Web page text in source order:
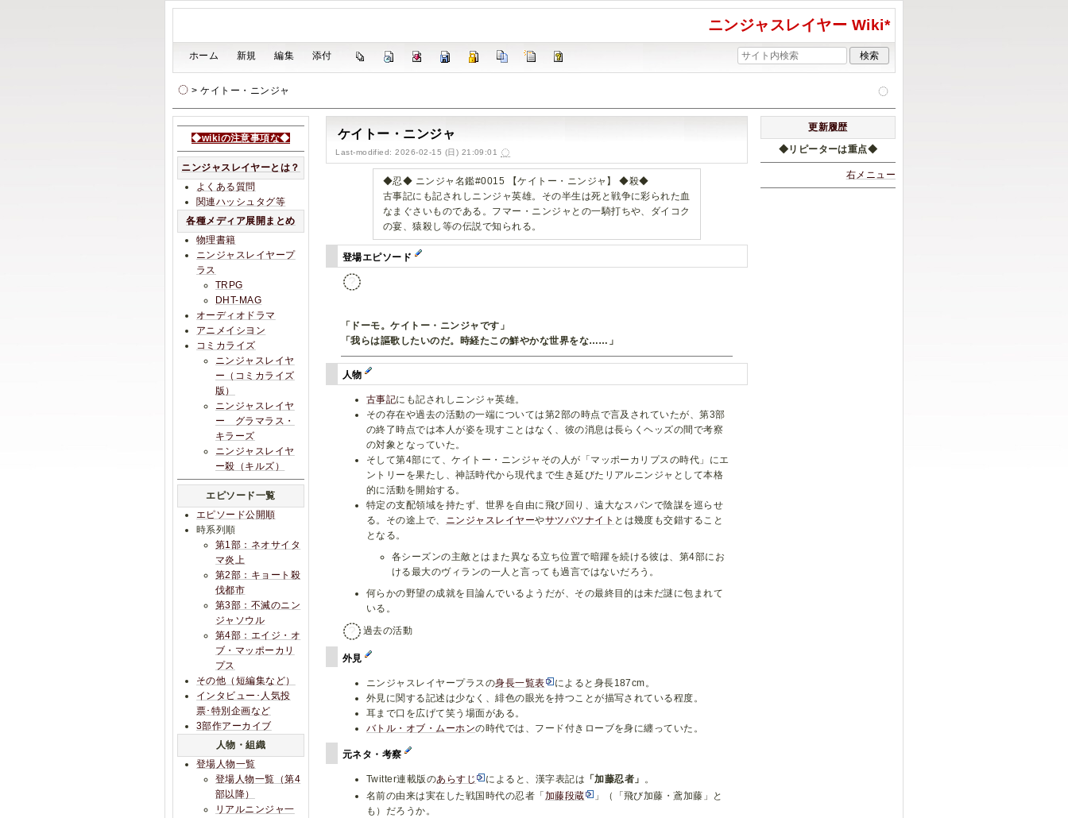
ニンジャスレイヤー Wiki*
ホーム 新規 編集 添付
> ケイトー・ニンジャ
ケイトー・ニンジャ
Last-modified: 2026-02-15 (日) 21:09:01
◆忍◆ ニンジャ名鑑#0015 【ケイトー・ニンジャ】 ◆殺◆
古事記にも記されしニンジャ英雄。その半生は死と戦争に彩られた血
なまぐさいものである。フマー・ニンジャとの一騎打ちや、ダイコク
の宴、猿殺し等の伝説で知られる。
登場エピソード
「ドーモ。ケイトー・ニンジャです」
「我らは謳歌したいのだ。時経たこの鮮やかな世界をな……」
人物
古事記にも記されしニンジャ英雄。
その存在や過去の活動の一端については第2部の時点で言及されていたが、第3部
の終了時点では本人が姿を現すことはなく、彼の消息は長らくヘッズの間で考察
の対象となっていた。
そして第4部にて、ケイトー・ニンジャその人が「マッポーカリプスの時代」にエ
ントリーを果たし、神話時代から現代まで生き延びたリアルニンジャとして本格
的に活動を開始する。
特定の支配領域を持たず、世界を自由に飛び回り、遠大なスパンで陰謀を巡らせ
る。その途上で、
ニンジャスレイヤーやサツバツナイト とは幾度も交錯すること
となる。
各シーズンの主敵とはまた異なる立ち位置で暗躍を続ける彼は、第4部にお
ける最大のヴィランの一人と言っても過言ではないだろう。
何らかの野望の成就を目論んでいるようだが、その最終目的は未だ謎に包まれて
いる。
過去の活動
外見
ニンジャスレイヤープラスの身長一覧表
によると身長187cm。
外見に関する記述は少なく、緋色の眼光を持つことが描写されている程度。
耳まで口を広げて笑う場面がある。
バトル・オブ・ムーホンの時代では、フード付きローブを身に纏っていた。
元ネタ・考察
Twitter連載版のあらすじ によると、漢字表記は 「加藤忍者」 。
名前の由来は実在した戦国時代の忍者「 加藤段蔵
」（「飛び加藤・鳶加藤」と
も）だろうか。
更新履歴
◆リピーターは重点◆
右メニュー
◆wikiの注意事項な◆
ニンジャスレイヤーとは？
よくある質問
関連ハッシュタグ等
各種メディア展開まとめ
物理書籍
ニンジャスレイヤープ
ラス
TRPG
DHT-MAG
オーディオドラマ
アニメイシヨン
コミカライズ
ニンジャスレイヤ
ー（コミカライズ
版）
ニンジャスレイヤ
ー グラマラス・
キラーズ
ニンジャスレイヤ
ー殺（キルズ）
エピソード一覧
エピソード公開順
時系列順
第1部：ネオサイタ
マ炎上
第2部：キョート殺
伐都市
第3部：不滅のニン
ジャソウル
第4部：エイジ・オ
ブ・マッポーカリ
プス
その他（短編集など）
インタビュー･人気投
票･特別企画など
3部作アーカイブ
人物・組織
登場人物一覧
登場人物一覧（第4
部以降）
リアルニンジャ一